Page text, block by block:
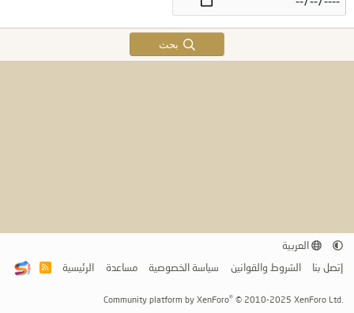
بحث
العربية
إتصل بنا
الشروط والقوانين سياسة الخصوصية مساعدة الرئيسية
R
Community platform by XenForo® © 2010-2025 XenForo Ltd.